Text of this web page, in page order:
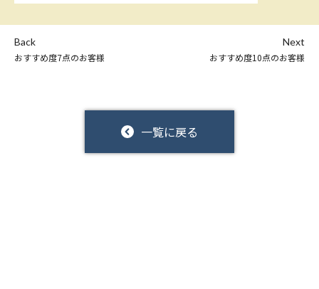
Back
おすすめ度7点のお客様
一覧に戻る
Next
おすすめ度10点のお客様